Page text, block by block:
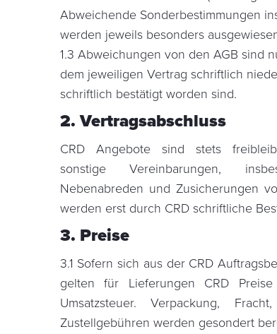
Abweichende Sonderbestimmungen
werden jeweils besonders
1.3 Abweichungen von den AGB sind
dem jeweiligen Vertrag schriftlich
schriftlich bestätigt worden sind.
2. Vertragsabschluss
CRD Angebote sind stets
sonstige Vereinbarungen,
Nebenabreden und Zusicherungen
werden erst durch CRD schriftliche
3. Preise
3.1 Sofern sich aus der CRD
gelten für Lieferungen CRD
Umsatzsteuer. Verpackung,
Zustellgebühren werden gesondert